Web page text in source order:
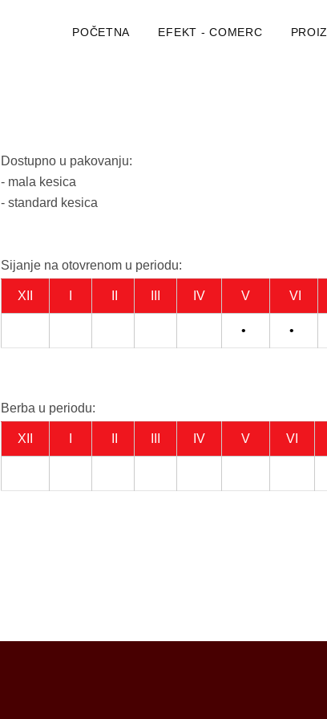
POČETNA EFEKT - COMERC
Dostupno u pakovanju:
- mala kesica
- standard kesica
Sijanje na otovrenom u periodu:
XII IV V VI
• •
Berba u periodu:
XII IV V VI